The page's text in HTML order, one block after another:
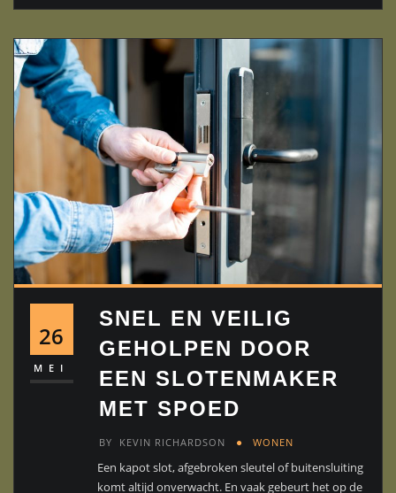
26
MEI
SNEL EN VEILIG
GEHOLPEN DOOR
EEN SLOTENMAKER
MET SPOED
BY KEVIN RICHARDSON WONEN
Een kapot slot, afgebroken sleutel of buitensluiting
komt altijd onverwacht. En vaak gebeurt het op de